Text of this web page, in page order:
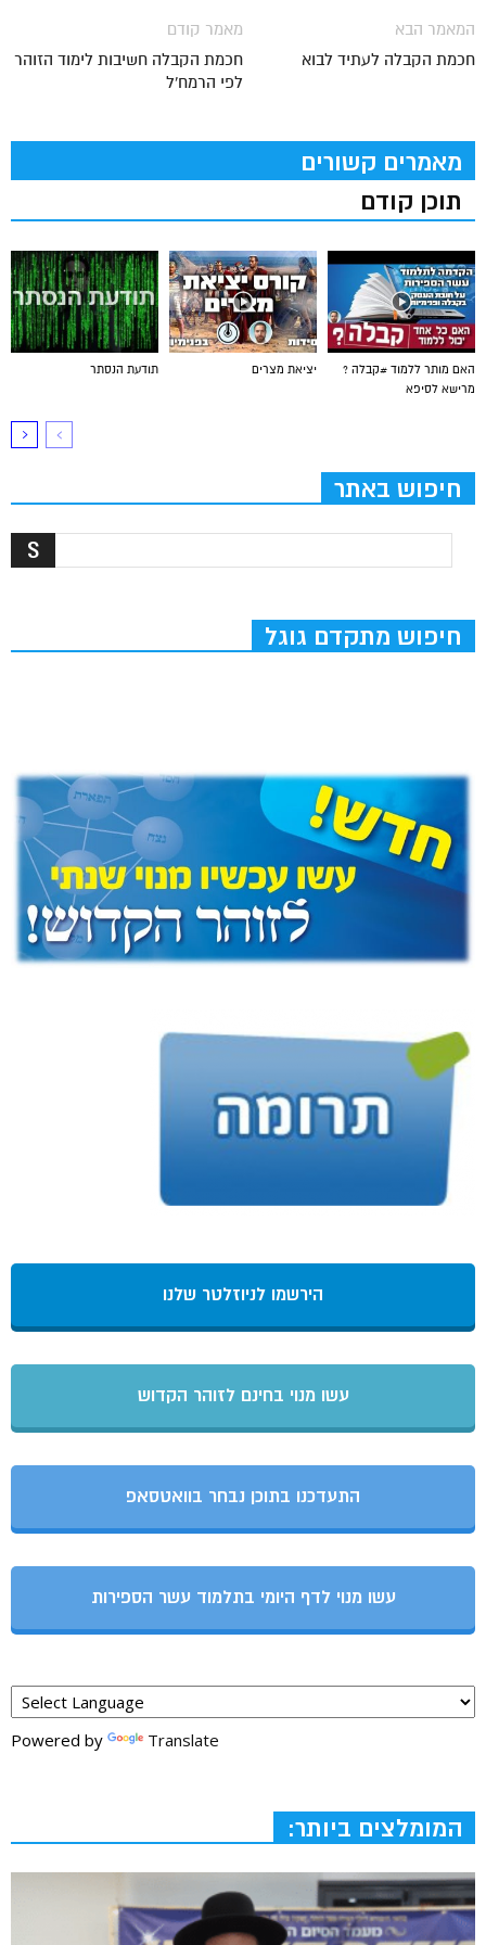
מאמר קודם
חכמת הקבלה חשיבות לימוד הזוהר
לפי הרמח'ל
המאמר הבא
חכמת הקבלה לעתיד לבוא
מאמרים קשורים
תוכן קודם
תודעת הנסתר יציאת מצרים
האם מותר ללמוד #קבלה ?
מרישא לסיפא
חיפוש באתר
חיפוש מתקדם גוגל
הירשמו לניוזלטר שלנו
עשו מנוי בחינם לזוהר הקדוש
התעדכנו בתוכן נבחר בוואטסאפ
עשו מנוי לדף היומי בתלמוד עשר הספירות
Powered by Translate
המומלצים ביותר: